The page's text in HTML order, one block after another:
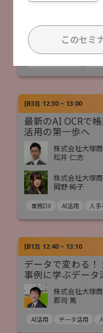
株式会社大塚商
永田 理子
[B33] 12:30 ~ 13:00
最新のAI OCRで
活用の第一歩へ
株式会社大塚
松井 仁志
株式会社大塚
岡野 純子
業務DX AI活用 人手
[B13] 12:40 ~ 13:10
データで変わる
事例に学ぶデータ
株式会社大塚
郡司 篤
AI活用 データ活用
このセミ